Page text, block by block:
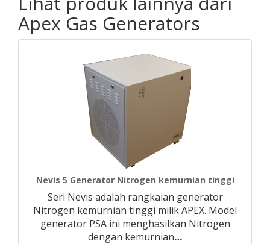
Apex Gas Generators
Nevis 5 Generator Nitrogen kemurnian tinggi
Seri Nevis adalah rangkaian generator
Nitrogen kemurnian tinggi milik APEX. Model
generator PSA ini menghasilkan Nitrogen
dengan kemurnian…